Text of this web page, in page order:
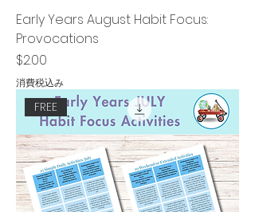
Early Years August Habit Focus:
Provocations
価格
$2.00
消費税込み
FREE